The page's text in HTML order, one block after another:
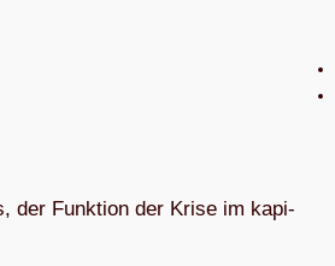
der Funk­tion der Krise im kapi­